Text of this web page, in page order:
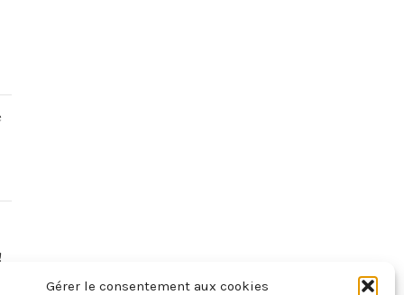
Gérer le consentement aux cookies